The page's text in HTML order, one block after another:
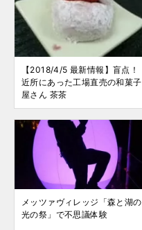
【2018/4/5 最新情報】盲点！
近所にあった工場直売の和菓子
屋さん 茶茶
メッツァヴィレッジ「森と湖の
光の祭」で不思議体験